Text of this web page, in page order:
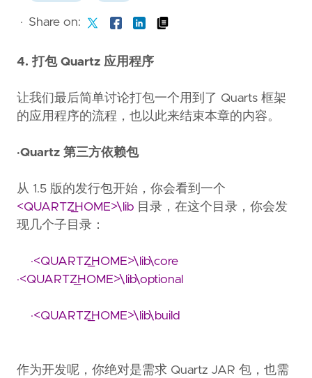
· Share on:
4. 打包 Quartz 应用程序
让我们最后简单讨论打包一个用到了 Quarts 框架
的应用程序的流程，也以此来结束本章的内容。
·Quartz 第三方依赖包
从 1.5 版的发行包开始，你会看到一个
<QUARTZ_HOME>\lib 目录，在这个目录，你会发
现几个子目录：
·<QUARTZ_HOME>\lib\core
·<QUARTZ_HOME>\lib\optional
·<QUARTZ_HOME>\lib\build
作为开发呢，你绝对是需求 Quartz JAR 包，也需